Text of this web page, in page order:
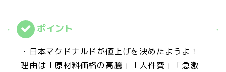
・日本マクドナルドが値上げを決めたようよ！
理由は「原材料価格の高騰」「人件費」「急激